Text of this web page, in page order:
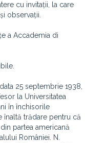
cu invitații, la care
observații.
a Accademia di
25 septembrie 1938,
la Universitatea
în închisorile
înaltă trădare pentru că
partea americană
României. N.